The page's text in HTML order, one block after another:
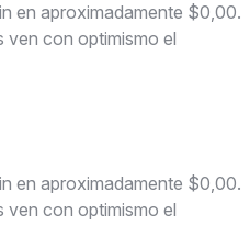
en aproximadamente $0,00.
ven con optimismo el
en aproximadamente $0,00.
ven con optimismo el